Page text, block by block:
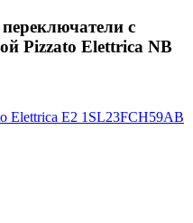
с
Pizzato Elettrica NB